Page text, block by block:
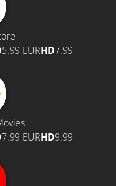
5.99 EURHD7.99
7.99 EURHD9.99